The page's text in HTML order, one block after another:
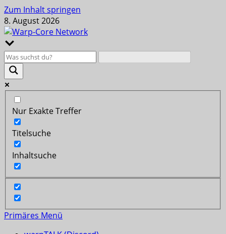
Zum Inhalt springen
8. August 2026
Nur Exakte Treffer
Titelsuche
Inhaltsuche
Primäres Menü